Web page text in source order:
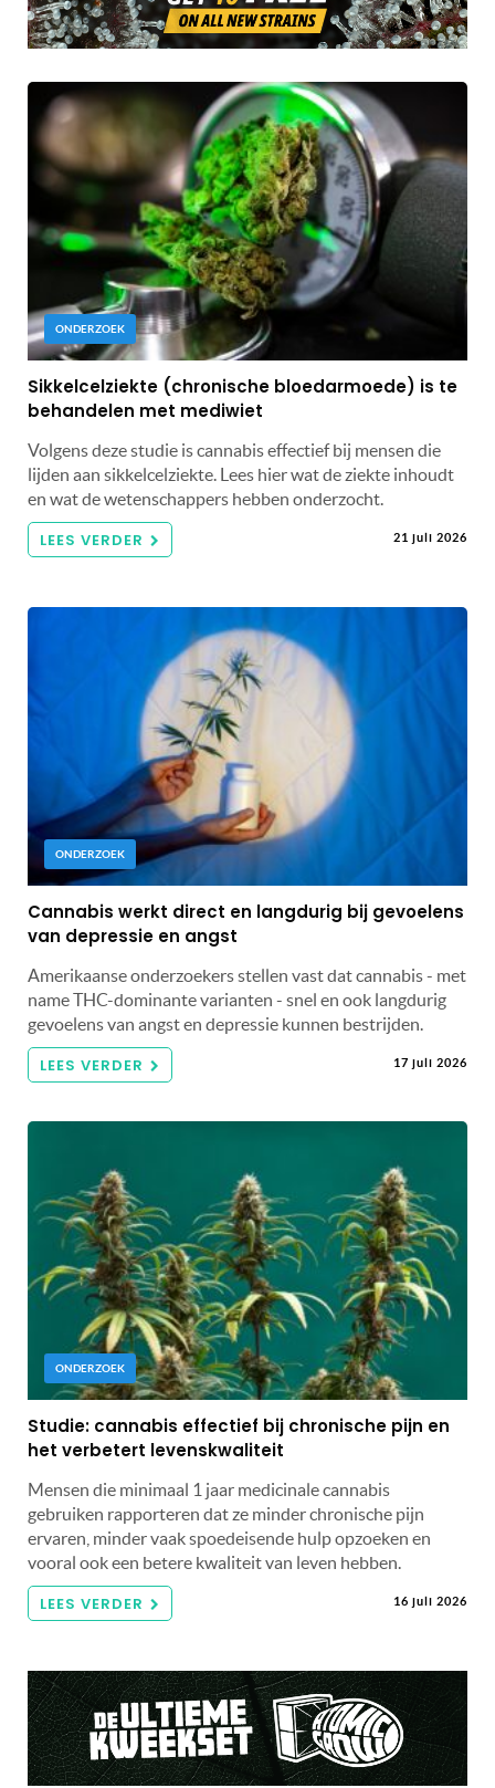
ONDERZOEK
Sikkelcelziekte (chronische bloedarmoede) is te
behandelen met mediwiet
Volgens deze studie is cannabis effectief bij mensen die
lijden aan sikkelcelziekte. Lees hier wat de ziekte inhoudt
en wat de wetenschappers hebben onderzocht.
LEES VERDER 21 juli 2026
ONDERZOEK
Cannabis werkt direct en langdurig bij gevoelens
van depressie en angst
Amerikaanse onderzoekers stellen vast dat cannabis - met
name THC-dominante varianten - snel en ook langdurig
gevoelens van angst en depressie kunnen bestrijden.
LEES VERDER 17 juli 2026
ONDERZOEK
Studie: cannabis effectief bij chronische pijn en
het verbetert levenskwaliteit
Mensen die minimaal 1 jaar medicinale cannabis
gebruiken rapporteren dat ze minder chronische pijn
ervaren, minder vaak spoedeisende hulp opzoeken en
vooral ook een betere kwaliteit van leven hebben.
LEES VERDER 16 juli 2026